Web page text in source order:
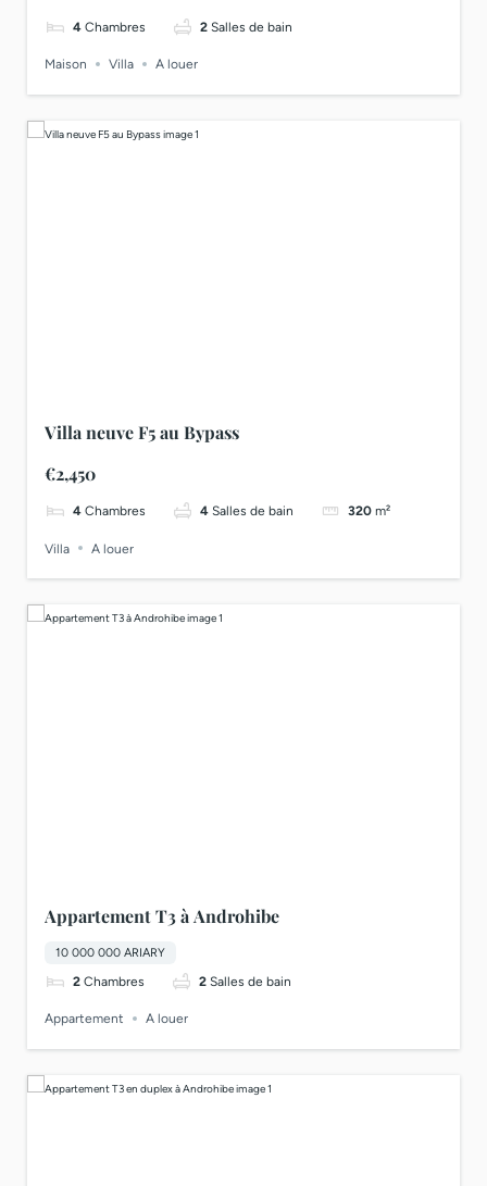
4 Chambres 2 Salles de bain
Maison Villa A louer
Villa neuve F5 au Bypass
€2,450
4 Chambres 4 Salles de bain 320 m²
Villa A louer
Appartement T3 à Androhibe
10 000 000 ARIARY
2 Chambres 2 Salles de bain
Appartement A louer